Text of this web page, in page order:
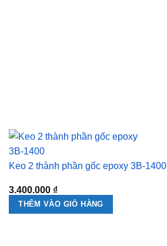
Keo 2 thành phần gốc epoxy 3B-1400
3.400.000 ₫
THÊM VÀO GIỎ HÀNG